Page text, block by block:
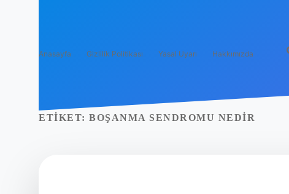
Anasayfa Gizlilik Politikası Yasal Uyarı Hakkımızda
ETIKET: BOŞANMA SENDROMU NEDIR